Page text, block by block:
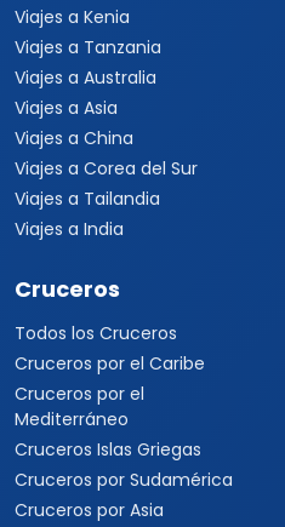
Viajes a Kenia
Viajes a Tanzania
Viajes a Australia
Viajes a Asia
Viajes a China
Viajes a Corea del Sur
Viajes a Tailandia
Viajes a India
Cruceros
Todos los Cruceros
Cruceros por el Caribe
Cruceros por el
Mediterráneo
Cruceros Islas Griegas
Cruceros por Sudamérica
Cruceros por Asia